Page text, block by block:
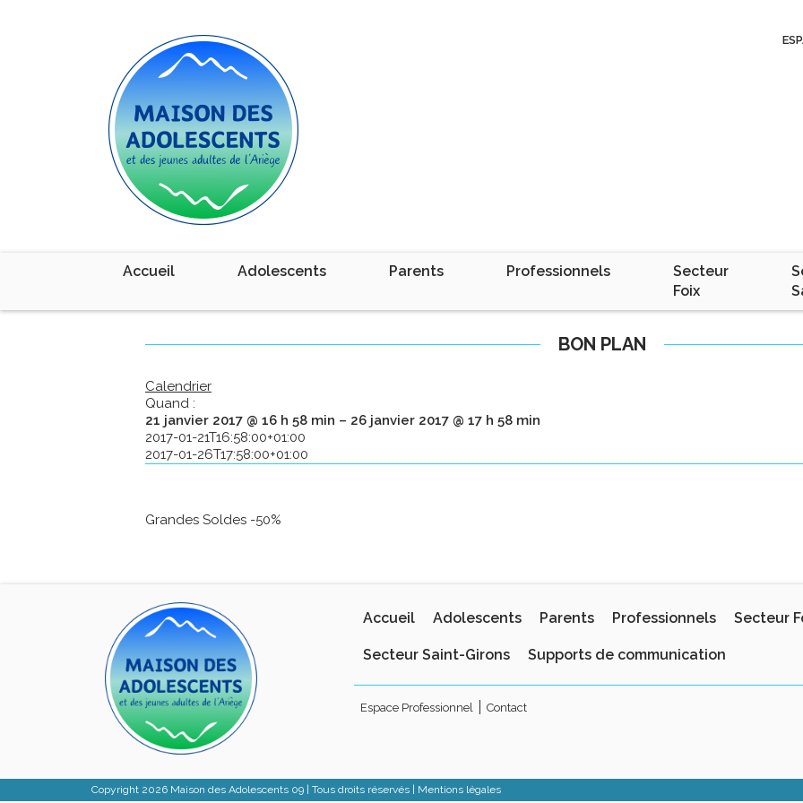
Accueil Adolescents Parents Professionnels
Secteur
Foix
BON PLAN
Calendrier
Quand :
21 janvier 2017 @ 16 h 58 min – 26 janvier 2017 @ 17 h 58 min
2017-01-21T16:58:00+01:00
2017-01-26T17:58:00+01:00
Grandes Soldes -50%
Accueil Adolescents Parents Professionnels Secteur
Secteur Saint-Girons Supports de communication
Espace Professionnel Contact
Copyright 2026 Maison des Adolescents 09 | Tous droits réservés | Mentions légales